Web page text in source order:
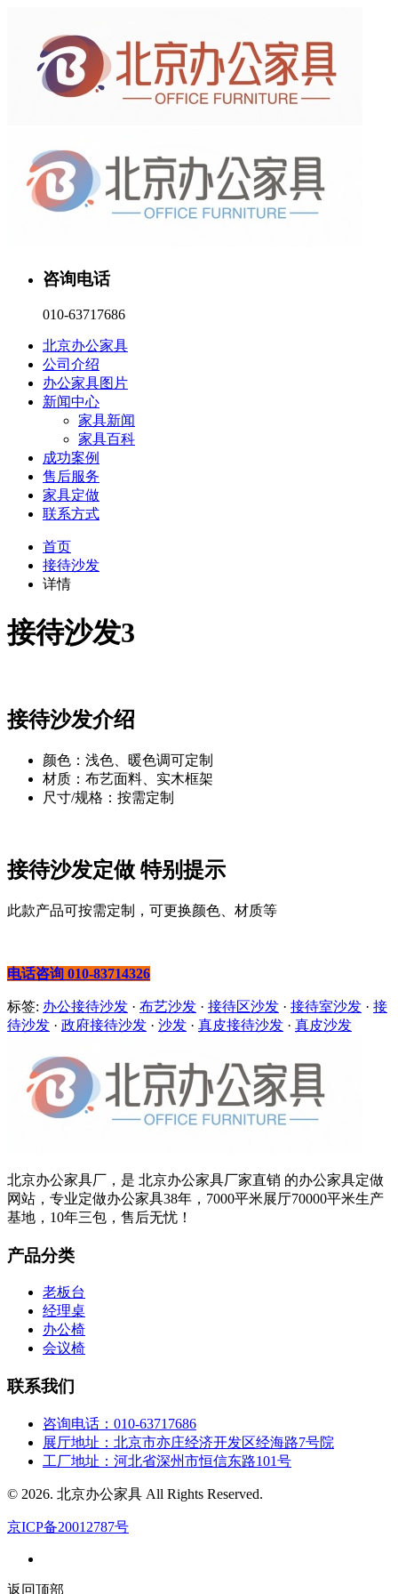
咨询电话
010-63717686
北京办公家具
公司介绍
办公家具图片
新闻中心
家具新闻
家具百科
成功案例
售后服务
家具定做
联系方式
首页
接待沙发
详情
接待沙发3
接待沙发介绍
颜色：浅色、暖色调可定制
材质：布艺面料、实木框架
尺寸/规格：按需定制
接待沙发定做 特别提示
此款产品可按需定制，可更换颜色、材质等
电话咨询 010-83714326
标签: 办公接待沙发 · 布艺沙发 · 接待区沙发 · 接待室沙发 · 接
待沙发 · 政府接待沙发 · 沙发 · 真皮接待沙发 · 真皮沙发
北京办公家具厂，是 北京办公家具厂家直销 的办公家具定做
网站，专业定做办公家具38年，7000平米展厅70000平米生产
基地，10年三包，售后无忧！
产品分类
老板台
经理桌
办公椅
会议椅
联系我们
咨询电话：010-63717686
展厅地址：北京市亦庄经济开发区经海路7号院
工厂地址：河北省深州市恒信东路101号
© 2026. 北京办公家具 All Rights Reserved.
京ICP备20012787号
返回顶部